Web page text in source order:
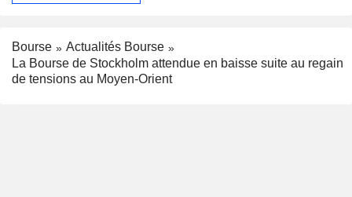
Bourse
Actualités Bourse
La Bourse de Stockholm attendue en baisse suite au regain
de tensions au Moyen-Orient